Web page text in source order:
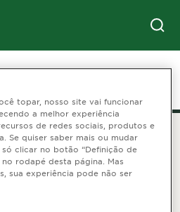
Proteção Solar
GARNIER
topar, nosso site vai funcionar
a melhor experiência
de redes sociais, produtos e
Se quiser saber mais ou mudar
clicar no botão “Definição de
rodapé desta página. Mas
sua experiência pode não ser